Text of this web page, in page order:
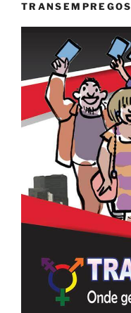
TRANSEMPREGOS